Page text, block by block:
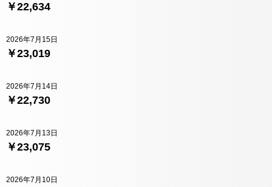
￥22,634
￥23,019
2026年7月15日
￥22,730
2026年7月14日
￥23,075
2026年7月13日
2026年7月10日